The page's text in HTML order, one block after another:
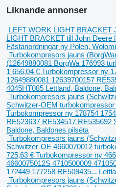
Liknande annonser
LEFT WORK LIGHT BRACKET
LIGHT BRACKET till John Deere
Fästanordningar ny Polen,
Turbokompresors jauns
(12649880081 BorgWa 176993
1 656,04 € Turbokompressor ny
12649880081 12639700157
4045HT085 Lettland, Baldone,
Turbokompresors jauns
Schwitzer-OEM
Turbokompressor ny 178754
RE523637 RE534517 RE535692
Baldone, Baldones pilsēta
Turbokompresors jauns
Schwitzer-OE 4660070012
725,63 € Turbokompressor ny
4660075012S 4710500009
172449 177258 RE509435...
Turbokompresors jauns